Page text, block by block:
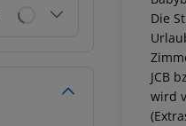
Die
JCB
wird